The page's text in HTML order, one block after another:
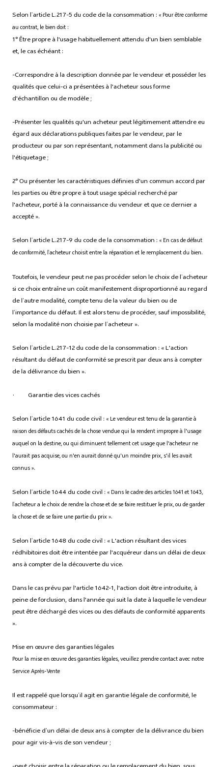
Selon l’article L.217-5 du code de la consommation : « Pour être conforme
au contrat, le bien doit :
1° Être propre à l'usage habituellement attendu d'un bien semblable
et, le cas échéant :
-Correspondre à la description donnée par le vendeur et posséder les
qualités que celui-ci a présentées à l'acheteur sous forme
d'échantillon ou de modèle ;
-Présenter les qualités qu'un acheteur peut légitimement attendre eu
égard aux déclarations publiques faites par le vendeur, par le
producteur ou par son représentant, notamment dans la publicité ou
l'étiquetage ;
2° Ou présenter les caractéristiques définies d'un commun accord par
les parties ou être propre à tout usage spécial recherché par
l'acheteur, porté à la connaissance du vendeur et que ce dernier a
accepté ».
Selon l’article L.217-9 du code de la consommation : « En cas de défaut
de conformité, l’acheteur choisit entre la réparation et le remplacement du bien.
Toutefois, le vendeur peut ne pas procéder selon le choix de l’acheteur
si ce choix entraîne un coût manifestement disproportionné au regard
de l’autre modalité, compte tenu de la valeur du bien ou de
l’importance du défaut. Il est alors tenu de procéder, sauf impossibilité,
selon la modalité non choisie par l’acheteur ».
Selon l’article L.217-12 du code de la consommation : « L'action
résultant du défaut de conformité se prescrit par deux ans à compter
de la délivrance du bien ».
· Garantie des vices cachés
Selon l’article 1641 du code civil : « Le vendeur est tenu de la garantie à
raison des défauts cachés de la chose vendue qui la rendent impropre à l'usage
auquel on la destine, ou qui diminuent tellement cet usage que l'acheteur ne
l'aurait pas acquise, ou n'en aurait donné qu'un moindre prix, s'il les avait
connus ».
Selon l’article 1644 du code civil : « Dans le cadre des articles 1641 et 1643,
l’acheteur a le choix de rendre la chose et de se faire restituer le prix, ou de garder
la chose et de se faire une partie du prix ».
Selon l’article 1648 du code civil : « L'action résultant des vices
rédhibitoires doit être intentée par l'acquéreur dans un délai de deux
ans à compter de la découverte du vice.
Dans le cas prévu par l'article 1642-1, l'action doit être introduite, à
peine de forclusion, dans l'année qui suit la date à laquelle le vendeur
peut être déchargé des vices ou des défauts de conformité apparents
».
Mise en œuvre des garanties légales
Pour la mise en œuvre des garanties légales, veuillez prendre contact avec notre
Service Après-Vente
Il est rappelé que lorsqu’il agit en garantie légale de conformité, le
consommateur :
-bénéficie d’un délai de deux ans à compter de la délivrance du bien
pour agir vis-à-vis de son vendeur ;